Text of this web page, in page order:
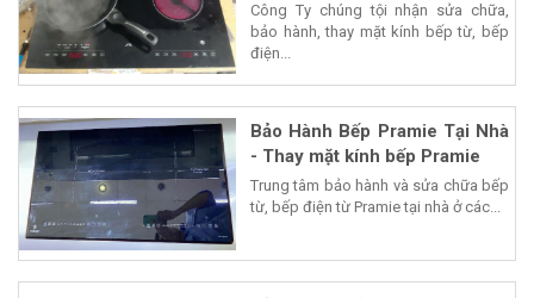
Công Ty chúng tội nhận sửa chữa,
bảo hành, thay mặt kính bếp từ, bếp
điện...
Bảo Hành Bếp Pramie Tại Nhà
- Thay mặt kính bếp Pramie
Trung tâm bảo hành và sửa chữa bếp
từ, bếp điện từ Pramie tại nhà ở các...